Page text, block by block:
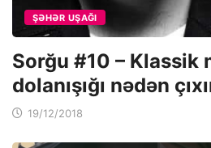
ŞƏHƏR UŞAĞI
Sorğu #10 – Klassik
dolanışığı nədən
19/12/2018